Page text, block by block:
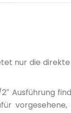
nur die direkte
Ausführung